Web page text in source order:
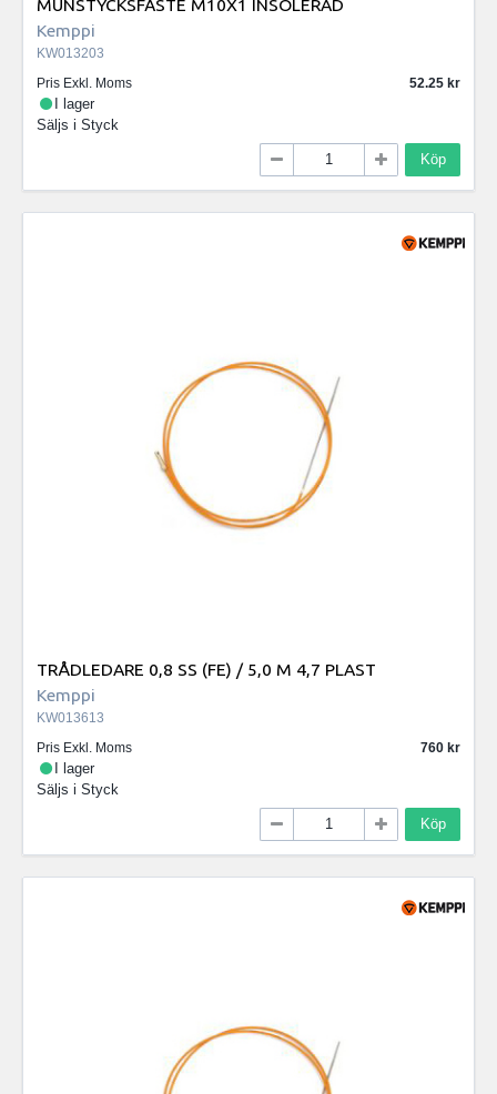
MUNSTYCKSFÄSTE M10X1 INSOLERAD
Kemppi
KW013203
Pris Exkl. Moms
52.25
I lager
Säljs i Styck
Köp
TRÅDLEDARE 0,8 SS (FE) / 5,0 M 4,7 PLAST
Kemppi
KW013613
Pris Exkl. Moms
760
I lager
Säljs i Styck
Köp